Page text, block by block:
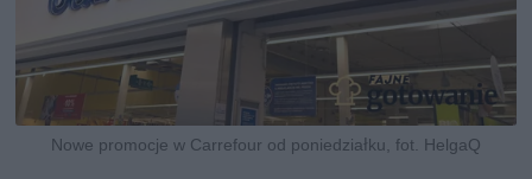
Nowe promocje w Carrefour od poniedziałku, fot. HelgaQ